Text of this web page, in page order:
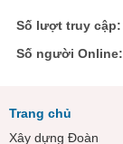
Số lượt truy cập:
Số người Online:
Trang chủ
Xây dựng Đoàn